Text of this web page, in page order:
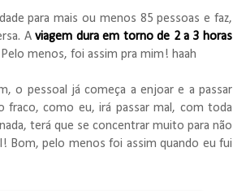
para mais ou menos 85 pessoas e faz,
Aviagem dura em torno de 2 a 3 horas
menos, foi assim pra mim! haah
o pessoal já começa a enjoar e a passar
fraco, como eu, irá passar mal, com toda
terá que se concentrar muito para não
Bom, pelo menos foi assim quando eu fui